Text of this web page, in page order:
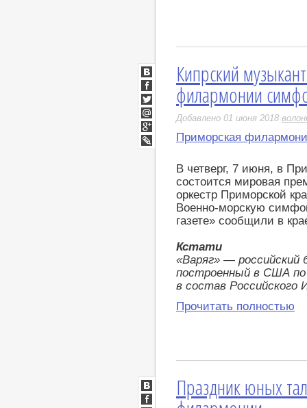
Кипрский
филармонии
Добавлено 01 июня 2018
Приморская
В четверг, 7 июня, в
состоится мировая
оркестр Приморской
Военно-морскую
газете» сообщили в
Кстати
«Варяг» — российский
построенный в США по
в состав
Прочитать полностью
ВКонтакте
Facebook
Twitter
Мой
Мир
Google+
LiveJournal
Праздник юных
ВКонтакте